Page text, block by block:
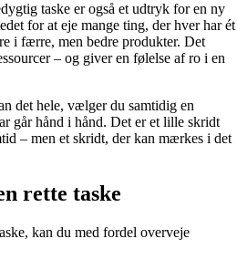
taske er også et udtryk for en ny
for at eje mange ting, der hver har ét
i færre, men bedre produkter. Det
– og giver en følelse af ro i en
det hele, vælger du samtidig en
går hånd i hånd. Det er et lille skridt
– men et skridt, der kan mærkes i det
rette taske
kan du med fordel overveje